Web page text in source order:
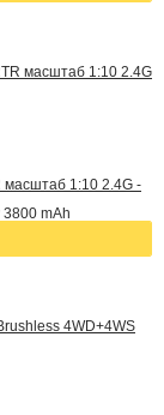
масштаб 1:10 2.4G -
3800 mAh